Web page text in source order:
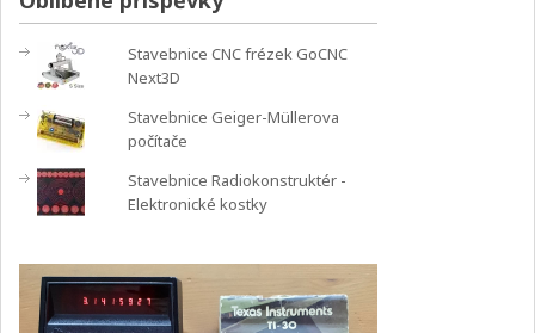
Stavebnice CNC frézek GoCNC
Next3D
Stavebnice Geiger-Müllerova
počítače
Stavebnice Radiokonstruktér -
Elektronické kostky